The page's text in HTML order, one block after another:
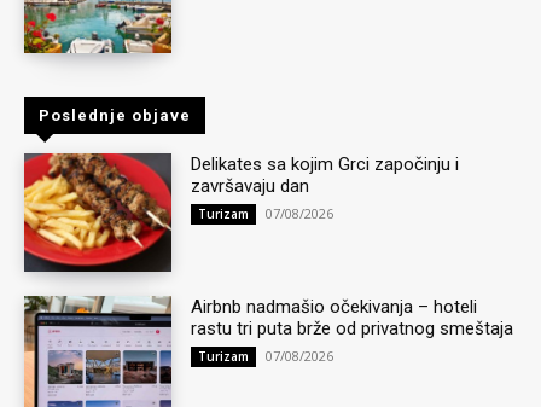
Poslednje objave
Delikates sa kojim Grci započinju i
završavaju dan
Turizam 07/08/2026
Airbnb nadmašio očekivanja – hoteli
rastu tri puta brže od privatnog smeštaja
Turizam 07/08/2026